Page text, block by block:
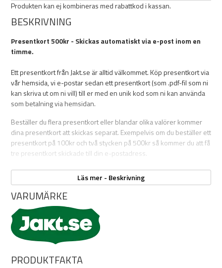
Produkten kan ej kombineras med rabattkod i kassan.
BESKRIVNING
Presentkort 500kr - Skickas automatiskt via e-post inom en
timme.
Ett presentkort från Jakt.se är alltid välkommet. Köp presentkort via
vår hemsida, vi e-postar sedan ett presentkort (som .pdf-fil som ni
kan skriva ut om ni vill) till er med en unik kod som ni kan använda
som betalning via hemsidan.
Beställer du flera presentkort eller blandar olika valörer kommer
dina presentkort att skickas separat. Exempelvis om du beställer ett
presentkort på 100kr och två stycken på 500kr så kommer du att få
tre presentkort skickade till din e-postadress.
Presentkortet är giltigt i 1 år från inköpsdatum.
Läs mer - Beskrivning
VARUMÄRKE
PRODUKTFAKTA